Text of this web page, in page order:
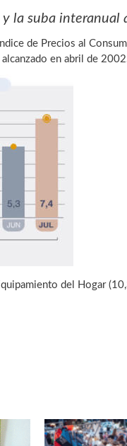
la suba interanual
de Precios al
en abril de
del Hogar